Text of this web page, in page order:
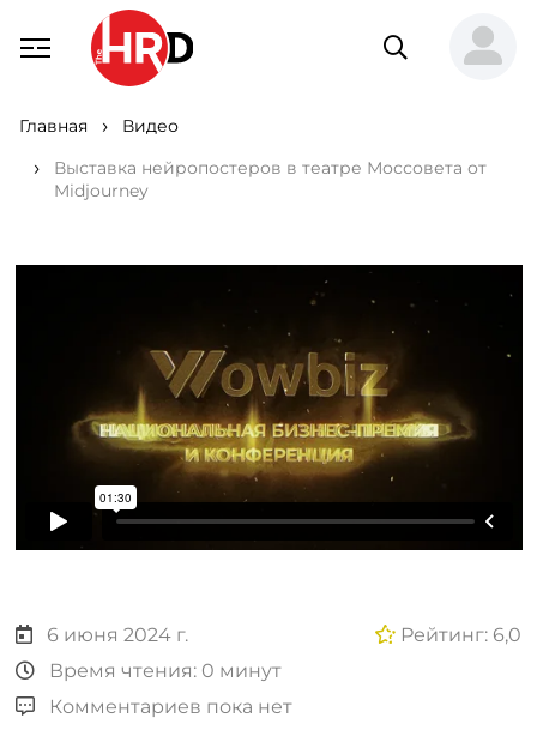
Главная
Видео
Выставка нейропостеров в театре Моссовета от
Midjourney
6 июня 2024 г.
Время чтения: 0 минут
Комментариев пока нет
Рейтинг: 6,0